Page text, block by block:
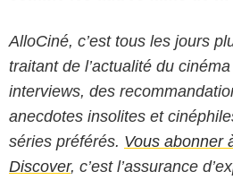
AlloCiné, c’est tous les jours
traitant de l’actualité du
interviews, des
anecdotes insolites et
séries préférés. Vous abonner
Discover, c’est l’assurance